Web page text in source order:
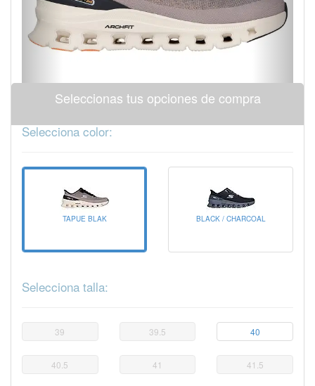
Seleccionas tus opciones de compra
Selecciona color:
TAPUE BLAK BLACK / CHARCOAL
Selecciona talla:
39 39.5 40
40.5 41 41.5